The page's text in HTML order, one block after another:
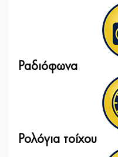
Ραδιόφωνα
Ρολόγια τοίχου